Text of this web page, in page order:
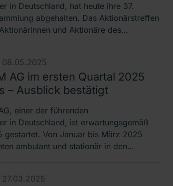
in Deutschland, hat heute ihre 37.
abgehalten. Das Aktionärstreffen
und Aktionäre des…
08.05.2025
AG im ersten Quartal 2025
– Ausblick bestätigt
einer der führenden
in Deutschland, ist erwartungsgemäß
gestartet. Von Januar bis März 2025
ambulant und stationär in den…
27.03.2025